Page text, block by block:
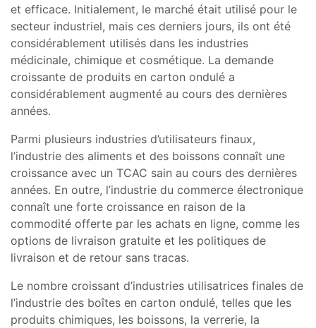
et efficace. Initialement, le marché était utilisé pour le
secteur industriel, mais ces derniers jours, ils ont été
considérablement utilisés dans les industries
médicinale, chimique et cosmétique. La demande
croissante de produits en carton ondulé a
considérablement augmenté au cours des dernières
années.
Parmi plusieurs industries d’utilisateurs finaux,
l’industrie des aliments et des boissons connaît une
croissance avec un TCAC sain au cours des dernières
années. En outre, l’industrie du commerce électronique
connaît une forte croissance en raison de la
commodité offerte par les achats en ligne, comme les
options de livraison gratuite et les politiques de
livraison et de retour sans tracas.
Le nombre croissant d’industries utilisatrices finales de
l’industrie des boîtes en carton ondulé, telles que les
produits chimiques, les boissons, la verrerie, la